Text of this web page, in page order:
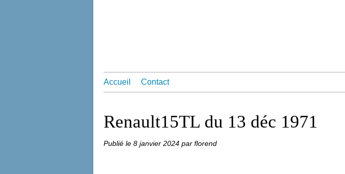
Accueil Contact
Renault15TL du 13 déc 1971
Publié le 8 janvier 2024 par florend